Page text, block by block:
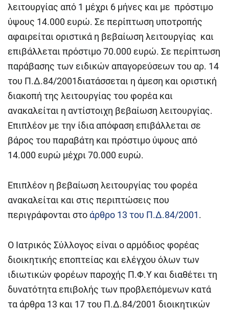
λειτουργίας από 1 μέχρι 6 μήνες και με πρόστιμο
ύψους 14.000 ευρώ. Σε περίπτωση υποτροπής
αφαιρείται οριστικά η βεβαίωση λειτουργίας και
επιβάλλεται πρόστιμο 70.000 ευρώ. Σε περίπτωση
παράβασης των ειδικών απαγορεύσεων του αρ. 14
του Π.Δ.84/2001διατάσσεται η άμεση και οριστική
διακοπή της λειτουργίας του φορέα και
ανακαλείται η αντίστοιχη βεβαίωση λειτουργίας.
Επιπλέον με την ίδια απόφαση επιβάλλεται σε
βάρος του παραβάτη και πρόστιμο ύψους από
14.000 ευρώ μέχρι 70.000 ευρώ.
Επιπλέον η βεβαίωση λειτουργίας του φορέα
ανακαλείται και στις περιπτώσεις που
περιγράφονται στο άρθρο 13 του Π.Δ.84/2001.
Ο Ιατρικός Σύλλογος είναι ο αρμόδιος φορέας
διοικητικής εποπτείας και ελέγχου όλων των
ιδιωτικών φορέων παροχής Π.Φ.Υ και διαθέτει τη
δυνατότητα επιβολής των προβλεπόμενων κατά
τα άρθρα 13 και 17 του Π.Δ.84/2001 διοικητικών